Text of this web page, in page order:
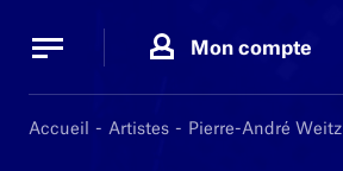
Mon compte
Accueil Artistes Pierre-André Weitz